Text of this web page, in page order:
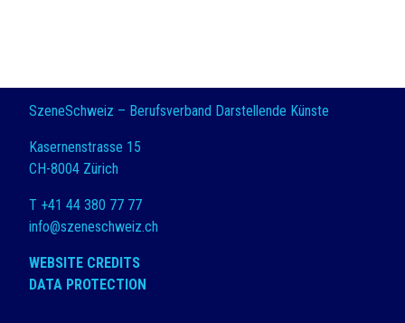
SzeneSchweiz – Berufsverband Darstellende Künste
Kasernenstrasse 15
CH-8004 Zürich
T +41 44 380 77 77
info@szeneschweiz.ch
WEBSITE CREDITS
DATA PROTECTION